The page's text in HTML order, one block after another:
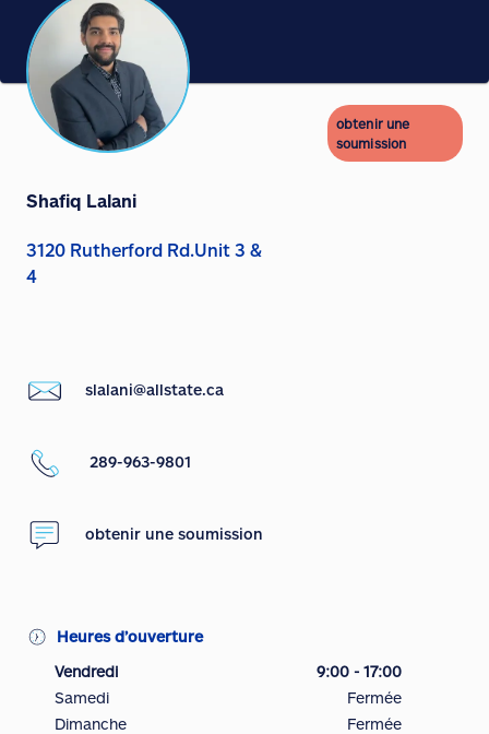
obtenir une
soumission
Shafiq Lalani
3120 Rutherford Rd.Unit 3 &
4
slalani@allstate.ca
289-963-9801
obtenir une soumission
Heures d’ouverture
Vendredi
9:00 - 17:00
Samedi
Fermée
Dimanche
Fermée